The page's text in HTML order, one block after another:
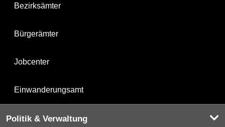
Bezirksämter
Bürgerämter
Jobcenter
Einwanderungsamt
Politik & Verwaltung